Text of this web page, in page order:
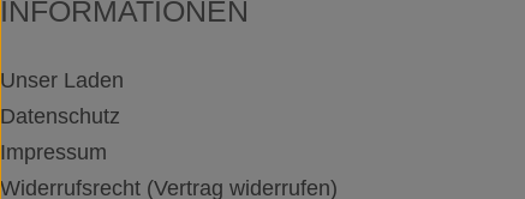
INFORMATIONEN
Unser Laden
Datenschutz
Impressum
Widerrufsrecht (Vertrag widerrufen)